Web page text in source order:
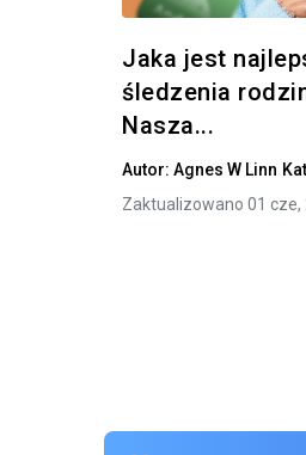
Jaka jest
śledzenia
Nasza...
Autor:Agnes W Linn
Zaktualizowano 01 cze,